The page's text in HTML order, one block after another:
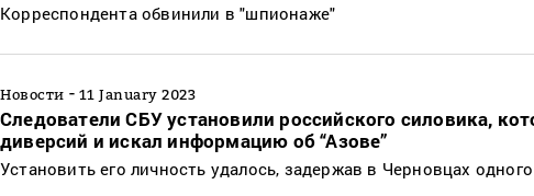
Корреспондента обвинили в "шпионаже"
Новости - 11 January 2023
Следователи СБУ установили российского силовика,
диверсий и искал информацию об “Азове”
Установить его личность удалось, задержав в Черновцах